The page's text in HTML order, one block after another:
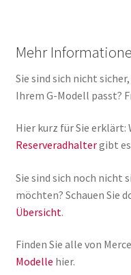
Mehr
Sie sind sich nicht
Ihrem G-Modell passt?
Hier kurz für Sie erklärt:
Reserveradhaltergibt
Sie sind sich noch nicht
möchten? Schauen Sie
Übersicht.
Finden Sie alle von
Modelle hier.